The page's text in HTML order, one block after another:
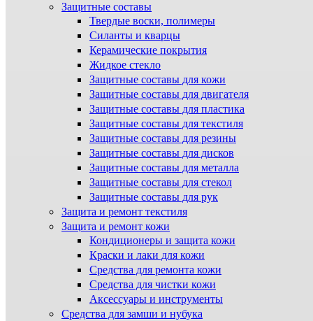
Защитные составы
Твердые воски, полимеры
Силанты и кварцы
Керамические покрытия
Жидкое стекло
Защитные составы для кожи
Защитные составы для двигателя
Защитные составы для пластика
Защитные составы для текстиля
Защитные составы для резины
Защитные составы для дисков
Защитные составы для металла
Защитные составы для стекол
Защитные составы для рук
Защита и ремонт текстиля
Защита и ремонт кожи
Кондиционеры и защита кожи
Краски и лаки для кожи
Средства для ремонта кожи
Средства для чистки кожи
Аксессуары и инструменты
Средства для замши и нубука